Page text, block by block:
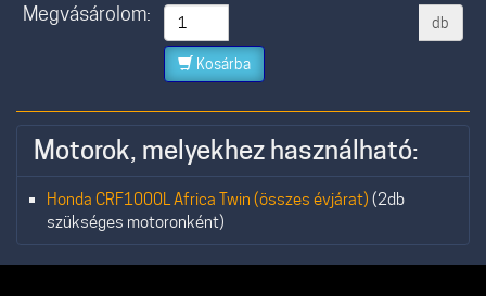
Megvásárolom: db
Kosárba
Motorok, melyekhez használható:
Honda CRF1000L Africa Twin (összes évjárat) (2db
szükséges motoronként)